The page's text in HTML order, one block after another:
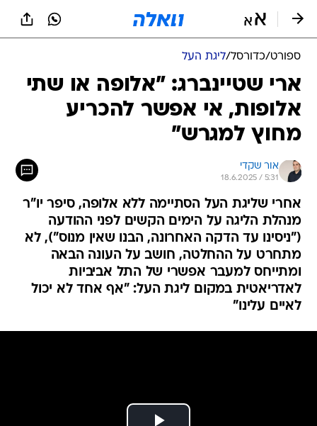
ספורט/כדורסל/ליגת העל
ארי שטיינברג: "אלופה או שתי
אלופות, אי אפשר להכריע
מחוץ למגרש"
אור שקדי
18.6.2025 / 5:31
אחרי שליגת העל הסתיימה ללא אלופה, סיפר יו"ר
מנהלת הליגה על הימים הקשים לפני ההודעה
("ניסינו עד הדקה האחרונה, הבנו שאין מנוס"), לא
מתחרט על ההחלטה, חושב על העונה הבאה
ומתייחס למעבר אפשרי של התל אביביות
לאדריאטית במקום ליגת העל: "אף אחד לא יכול
לאיים עלינו"